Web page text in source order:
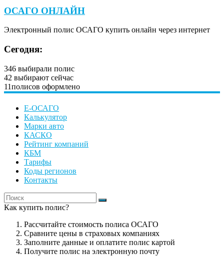
ОСАГО ОНЛАЙН
Электронный полис ОСАГО купить онлайн через интернет
Сегодня:
346 выбирали полис
42 выбирают сейчас
11полисов оформлено
Е-ОСАГО
Калькулятор
Марки авто
КАСКО
Рейтинг компаний
КБМ
Тарифы
Коды регионов
Контакты
Как купить полис?
Рассчитайте стоимость полиса ОСАГО
Сравните цены в страховых компаниях
Заполните данные и оплатите полис картой
Получите полис на электронную почту